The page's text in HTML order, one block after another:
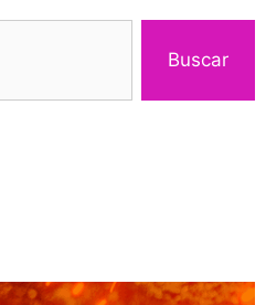
Buscar